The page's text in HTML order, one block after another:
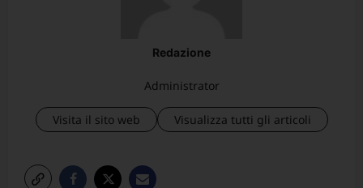
Redazione
Administrator
Visita il sito web Visualizza tutti gli articoli